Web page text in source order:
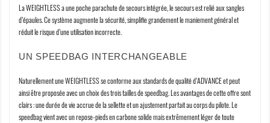
La WEIGHTLESS a une poche parachute de secours intégrée, le secours est relié aux sangles
d’épaules. Ce système augmente la sécurité, simplifie grandement le maniement général et
réduit le risque d’une utilisation incorrecte.
UN SPEEDBAG INTERCHANGEABLE
Naturellement une WEIGHTLESS se conforme aux standards de qualité d’ADVANCE et peut
ainsi être proposée avec un choix des trois tailles de speedbag. Les avantages de cette offre sont
clairs : une durée de vie accrue de la sellette et un ajustement parfait au corps du pilote. Le
speedbag vient avec un repose-pieds en carbone solide mais extrêmement léger de toute